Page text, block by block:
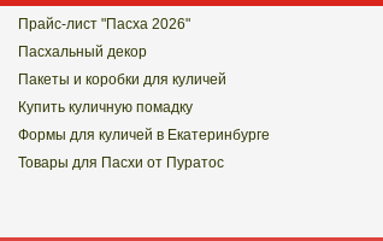
Прайс-лист "Пасха 2026"
Пасхальный декор
Пакеты и коробки для куличей
Купить куличную помадку
Формы для куличей в Екатеринбурге
Товары для Пасхи от Пуратос